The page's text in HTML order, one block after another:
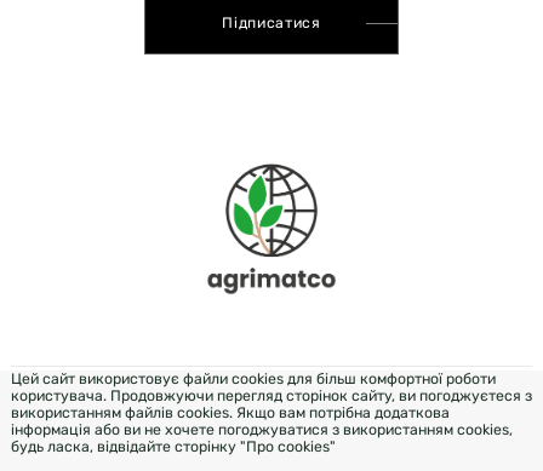
Підписатися
DEVELOPMENT & DESIGN - WEZOM
Цей сайт використовує файли cookies для більш комфортної роботи
користувача. Продовжуючи перегляд сторінок сайту, ви погоджуєтеся з
використанням файлів cookies. Якщо вам потрібна додаткова
інформація або ви не хочете погоджуватися з використанням cookies,
будь ласка, відвідайте сторінку "Про cookies"